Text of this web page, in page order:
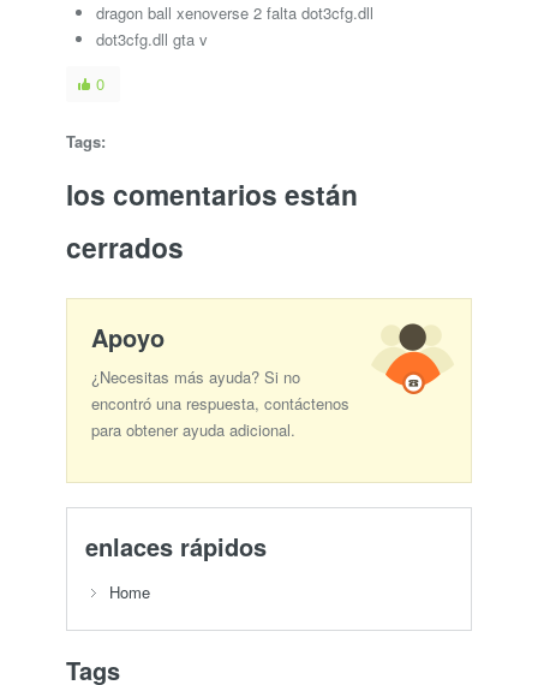
dragon ball xenoverse 2 falta dot3cfg.dll
dot3cfg.dll gta v
0
Tags:
los comentarios están
cerrados
Apoyo
¿Necesitas más ayuda? Si no
encontró una respuesta, contáctenos
para obtener ayuda adicional.
enlaces rápidos
Home
Tags